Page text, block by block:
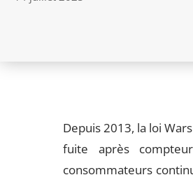
Depuis 2013, la loi
fuite après
consommateurs